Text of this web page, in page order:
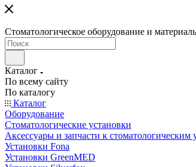
Стоматологическое оборудование и
Каталог
По всему сайту
По каталогу
Каталог
Оборудование
Стоматологические установки
Аксессуары и запчасти к стоматологическим
Установки Fona
Установки GreenMED